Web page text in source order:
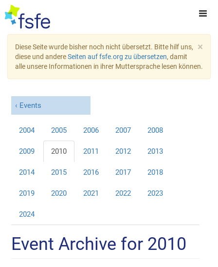
×
Diese Seite wurde bisher noch nicht übersetzt. Bitte hilf uns,
diese und andereSeiten auf fsfe.org zu übersetzen, damit
alle unsere Informationen in ihrer Muttersprache lesen können.
Events
2004 2005 2006 2007 2008
2009 2010 2011 2012 2013
2014 2015 2016 2017 2018
2019 2020 2021 2022 2023
2024
Event Archive for 2010